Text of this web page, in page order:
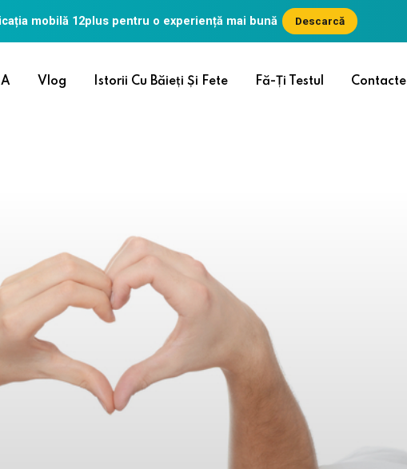
mobilă 12pluspentru o experiență mai bună Descarcă
Vlog Istorii Cu Băieți Și Fete Fă-Ți Testul Contacte